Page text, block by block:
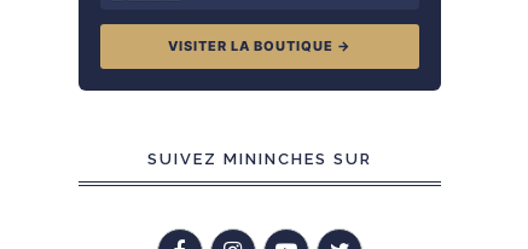
VISITER LA BOUTIQUE →
SUIVEZ MININCHES SUR